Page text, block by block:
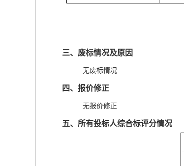
三、废标情况及原因
无废标情况
四、报价修正
无报价修正
五、所有投标人综合标评分情况